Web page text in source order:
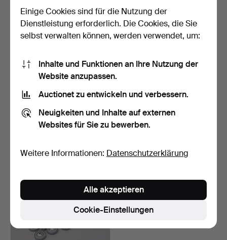
MESSING, 20. JAHRHUN…
LIGHT, BELGIEN.
1 Tag
Einige Cookies sind für die Nutzung der
Dienstleistung erforderlich. Die Cookies, die Sie
selbst verwalten können, werden verwendet, um:
Inhalte und Funktionen an Ihre Nutzung der
Website anzupassen.
Auctionet zu entwickeln und verbessern.
Neuigkeiten und Inhalte auf externen
Websites für Sie zu bewerben.
Weitere Informationen: Datenschutzerklärung
Cookie-Einstellungen
Alle akzeptieren